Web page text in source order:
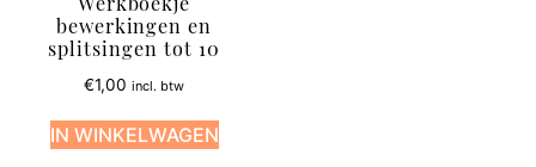
Werkboekje
bewerkingen en
splitsingen tot 10
€1,00 incl. btw
IN WINKELWAGEN